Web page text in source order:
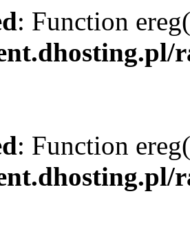
: Function
: Function